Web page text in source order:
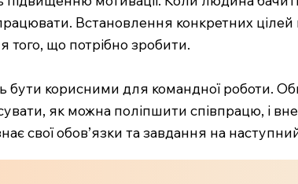
Встановлення конкретних
того, що потрібно зробити.
корисними для командної роботи.
як можна поліпшити співпрацю, і
свої обов’язки та завдання на